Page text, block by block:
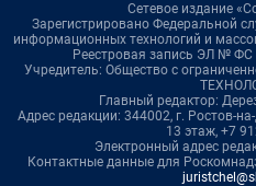
Сетевое издание
Зарегистрировано Федеральной
информационных технологий и
Реестровая запись ЭЛ № ФС
Учредитель: Общество с
Главный редактор:
Адрес редакции: 344002, г. Ростов-
13 этаж, +7
Электронный адрес
Контактные данные для